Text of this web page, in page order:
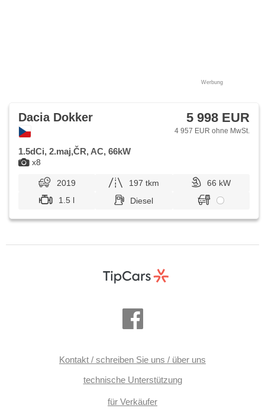
Werbung
x8
Dacia Dokker 5 998 EUR
4 957 EUR ohne MwSt.
1.5dCi, 2.maj,ČR, AC, 66kW
2019 197 tkm
66 kW
1.5 l
Diesel
Kontakt / schreiben Sie uns / über uns
technische Unterstützung
für Verkäufer